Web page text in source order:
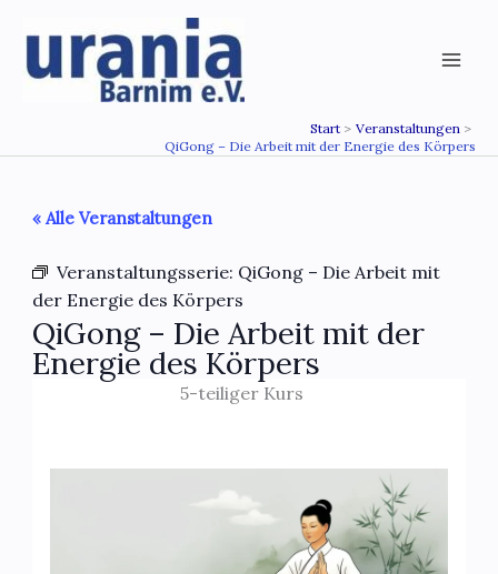
Inhalt
springen
Start
Veranstaltungen
QiGong – Die Arbeit mit der Energie des Körpers
« Alle Veranstaltungen
Veranstaltungsserie: QiGong – Die Arbeit mit
der Energie des Körpers
QiGong – Die Arbeit mit der
Energie des Körpers
5-teiliger Kurs